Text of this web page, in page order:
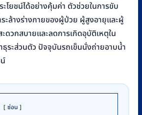
โยชน์ได้อย่างคุ้มค่า ตัวช่วยในการขับ
ะล้างร่างกายของผู้ป่วย ผู้สูงอายุและผู้
ดวกสบายและลดการเกิดอุบัติเหตุใน
ธุระส่วนตัว ปัจจุบันรถเข็นนั่งถ่ายอาบน้ำ
ซ่อน